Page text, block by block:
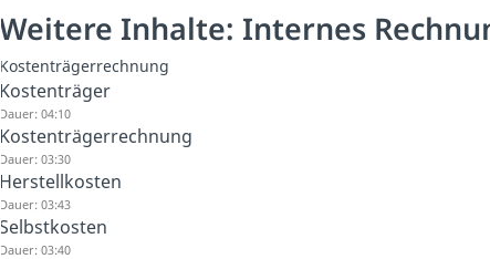
Weitere Inhalte: Internes
Kostenträgerrechnung
Kostenträger
Dauer: 04:10
Kostenträgerrechnung
Dauer: 03:30
Herstellkosten
Dauer: 03:43
Selbstkosten
Dauer: 03:40